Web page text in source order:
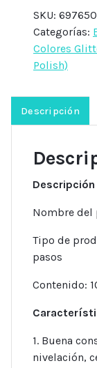
SKU:
Categorías:
Colores
Polish)
Descripción
Nombre del
Tipo de
pasos
Contenido:
1. Buena
nivelación,